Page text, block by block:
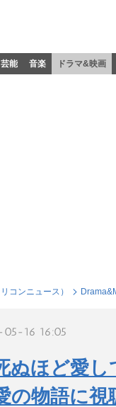
芸能 音楽 ドラマ&映画
コンニュース）
05-16 16:05
ぬほど愛
の物語に視